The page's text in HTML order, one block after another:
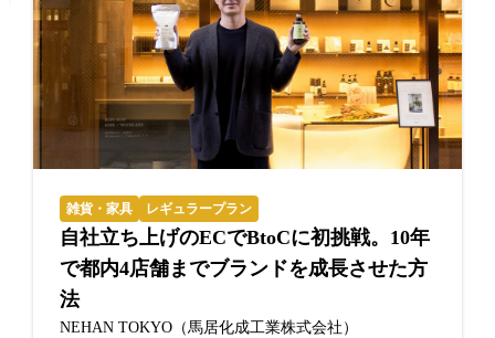
雑貨・家具 レギュラープラン
自社立ち上げのECでBtoCに初挑戦。10年
で都内4店舗までブランドを成長させた方
法
NEHAN TOKYO（馬居化成工業株式会社）